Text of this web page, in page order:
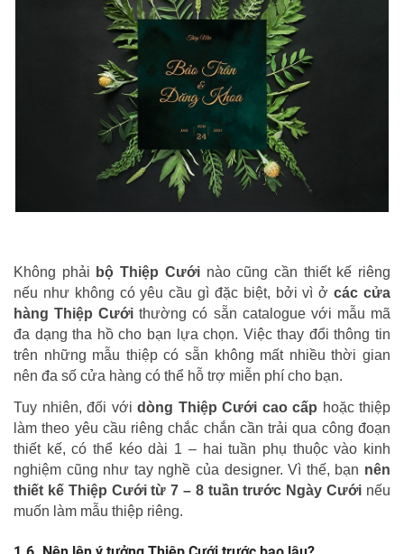
Không phải bộ Thiệp Cướinào cũng cần thiết kế riêng
nếu như không có yêu cầu gì đặc biệt, bởi vì ởcác cửa
hàng Thiệp Cưới thường có sẵn catalogue với mẫu mã
đa dạng tha hồ cho bạn lựa chọn. Việc thay đổi thông tin
trên những mẫu thiệp có sẵn không mất nhiều thời gian
nên đa số cửa hàng có thể hỗ trợ miễn phí cho bạn.
Tuy nhiên, đối với dòng Thiệp Cưới cao cấp hoặc thiệp
làm theo yêu cầu riêng chắc chắn cần trải qua công đoạn
thiết kế, có thể kéo dài 1 – hai tuần phụ thuộc vào kinh
nghiệm cũng như tay nghề của designer. Vì thế, bạn nên
thiết kế Thiệp Cưới từ 7 – 8 tuần trước Ngày Cưới nếu
muốn làm mẫu thiệp riêng.